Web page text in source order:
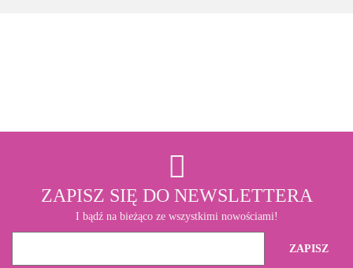
ZAPISZ SIĘ DO NEWSLETTERA
I bądź na bieżąco ze wszystkimi nowościami!